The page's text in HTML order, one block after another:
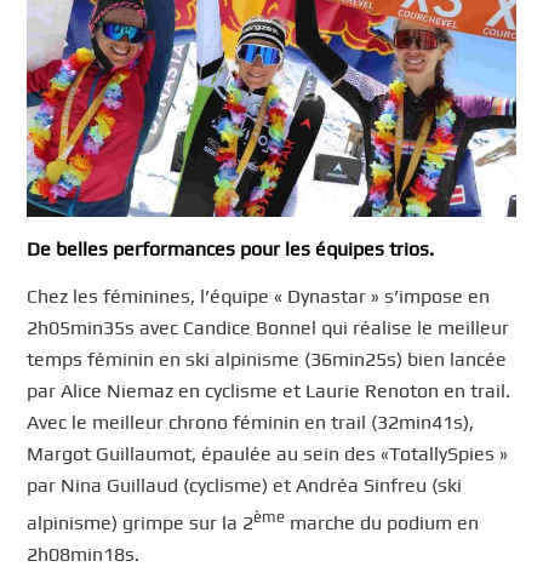
De belles performances pour les équipes trios.
Chez les féminines, l’équipe « Dynastar » s’impose en
2h05min35s avec Candice Bonnel qui réalise le meilleur
temps féminin en ski alpinisme (36min25s) bien lancée
par Alice Niemaz en cyclisme et Laurie Renoton en trail.
Avec le meilleur chrono féminin en trail (32min41s),
Margot Guillaumot, épaulée au sein des «TotallySpies »
par Nina Guillaud (cyclisme) et Andréa Sinfreu (ski
alpinisme) grimpe sur la 2ème marche du podium en
2h08min18s.